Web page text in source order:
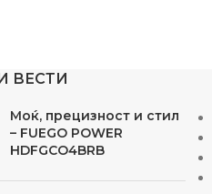
ВЕСТИ
Моќ, прецизност и стил
– FUEGO POWER
HDFGCO4BRB